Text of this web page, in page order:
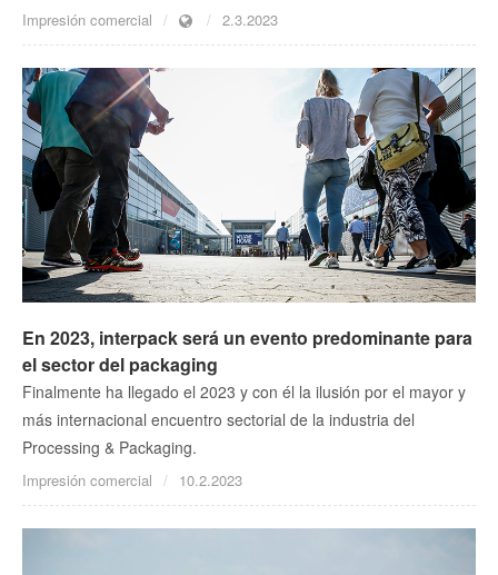
Impresión comercial 2.3.2023
En 2023, interpack será un evento predominante para
el sector del packaging
Finalmente ha llegado el 2023 y con él la ilusión por el mayor y
más internacional encuentro sectorial de la industria del
Processing & Packaging.
Impresión comercial 10.2.2023